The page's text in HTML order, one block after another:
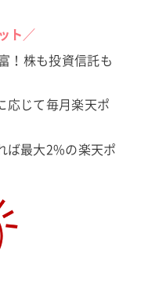
ト／
！株も投資信託も
応じて毎月楽天ポ
ば最大2%の楽天ポ